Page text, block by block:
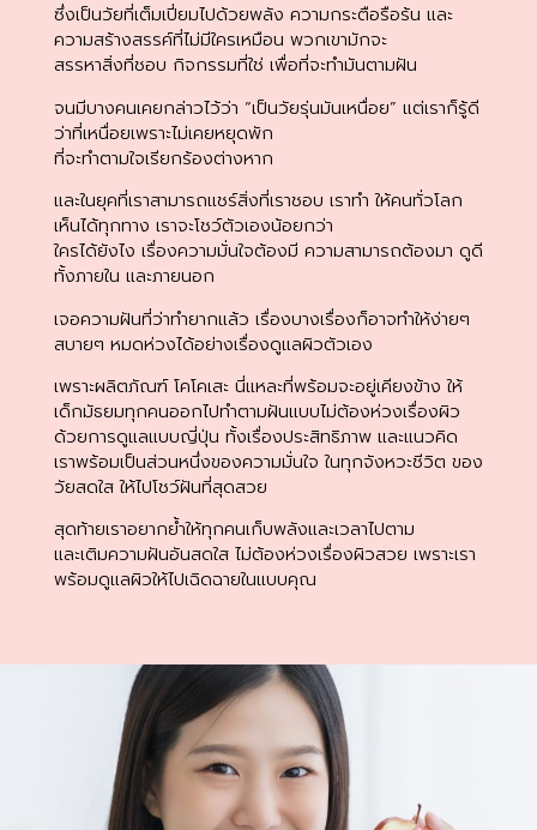
ซึ่งเป็นวัยที่เต็มเปี่ยมไปด้วยพลัง ความกระตือรือร้น และ
ความสร้างสรรค์ที่ไม่มีใครเหมือน พวกเขามักจะ
สรรหาสิ่งที่ชอบ กิจกรรมที่ใช่ เพื่อที่จะทำมันตามฝัน
จนมีบางคนเคยกล่าวไว้ว่า “เป็นวัยรุ่นมันเหนื่อย” แต่เราก็รู้ดี
ว่าที่เหนื่อยเพราะไม่เคยหยุดพัก
ที่จะทำตามใจเรียกร้องต่างหาก
และในยุคที่เราสามารถแชร์สิ่งที่เราชอบ เราทำ ให้คนทั่วโลก
เห็นได้ทุกทาง เราจะโชว์ตัวเองน้อยกว่า
ใครได้ยังไง เรื่องความมั่นใจต้องมี ความสามารถต้องมา ดูดี
ทั้งภายใน และภายนอก
เจอความฝันที่ว่าทำยากแล้ว เรื่องบางเรื่องก็อาจทำให้ง่ายๆ
สบายๆ หมดห่วงได้อย่างเรื่องดูแลผิวตัวเอง
เพราะผลิตภัณฑ์ โคโคเสะ นี่แหละที่พร้อมจะอยู่เคียงข้าง ให้
เด็กมัธยมทุกคนออกไปทำตามฝันแบบไม่ต้องห่วงเรื่องผิว
ด้วยการดูแลแบบญี่ปุ่น ทั้งเรื่องประสิทธิภาพ และแนวคิด
เราพร้อมเป็นส่วนหนึ่งของความมั่นใจ ในทุกจังหวะชีวิต ของ
วัยสดใส ให้ไปโชว์ฝันที่สุดสวย
สุดท้ายเราอยากย้ำให้ทุกคนเก็บพลังและเวลาไปตาม
และเติมความฝันอันสดใส ไม่ต้องห่วงเรื่องผิวสวย เพราะเรา
พร้อมดูแลผิวให้ไปเฉิดฉายในแบบคุณ